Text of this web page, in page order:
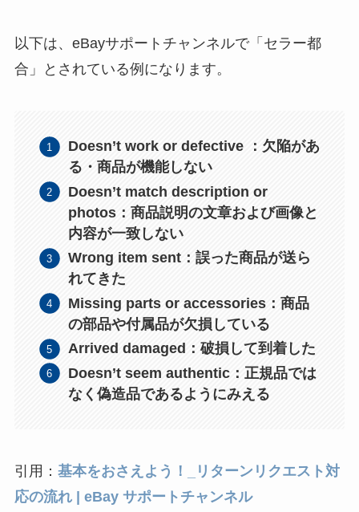
以下は、eBayサポートチャンネルで「セラー都
合」とされている例になります。
Doesn’t work or defective ：欠陥があ
る・商品が機能しない
Doesn’t match description or
photos：商品説明の文章および画像と
内容が一致しない
Wrong item sent：誤った商品が送ら
れてきた
Missing parts or accessories：商品
の部品や付属品が欠損している
Arrived damaged：破損して到着した
Doesn’t seem authentic：正規品では
なく偽造品であるようにみえる
引用： 基本をおさえよう！_リターンリクエスト対
応の流れ | eBay サポートチャンネル